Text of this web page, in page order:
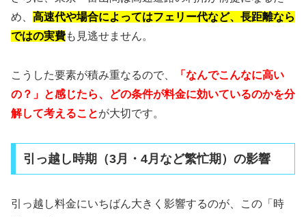
め、 高速代や場合によってはフェリー代など、長距離なら
ではの実費も見逃せません。
こうした要素が積み重なるので、
「なんでこんなに高い
の？」と感じたら、どの条件が料金に効いているのかを分
解して考えることが大切です。
引っ越し時期（3月・4月など繁忙期）の影響
引っ越し料金にいちばん大きく影響するのが、この「時